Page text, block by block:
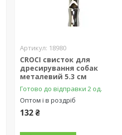
18980
CROCI свисток для
дресирування собак
металевий 5.3 см
Готово до відправки 2 од.
Оптом і в роздріб
132 ₴